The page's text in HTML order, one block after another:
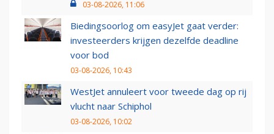
03-08-2026, 11:06
Biedingsoorlog om easyJet gaat verder:
investeerders krijgen dezelfde deadline
voor bod
03-08-2026, 10:43
WestJet annuleert voor tweede dag op rij
vlucht naar Schiphol
03-08-2026, 10:02